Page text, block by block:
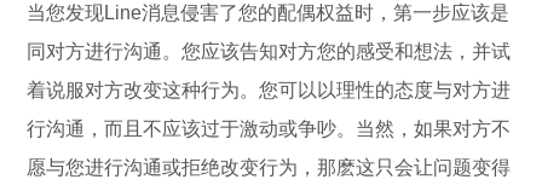
当您发现Line消息侵害了您的配偶权益时，第一步应该是
同对方进行沟通。您应该告知对方您的感受和想法，并试
着说服对方改变这种行为。您可以以理性的态度与对方进
行沟通，而且不应该过于激动或争吵。当然，如果对方不
愿与您进行沟通或拒绝改变行为，那麽这只会让问题变得